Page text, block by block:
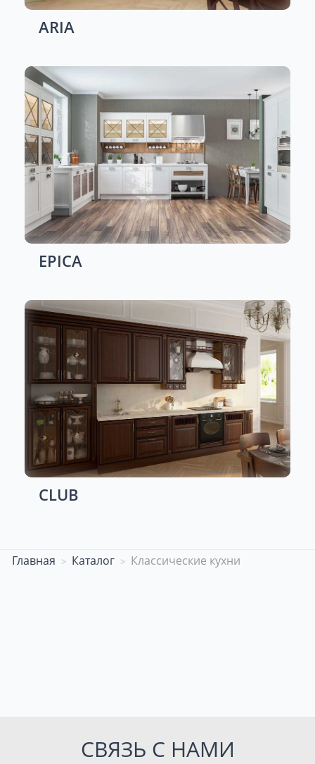
ARIA
EPICA
CLUB
Главная Каталог Классические кухни
СВЯЗЬ С НАМИ